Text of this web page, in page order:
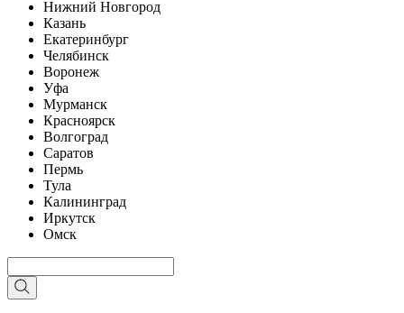
Нижний Новгород
Казань
Екатеринбург
Челябинск
Воронеж
Уфа
Мурманск
Красноярск
Волгоград
Саратов
Пермь
Тула
Калининград
Иркутск
Омск